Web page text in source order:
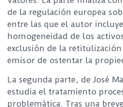
de la regulación europea
entre las que el autor
homogeneidad de los
exclusión de la
emisor de ostentar la
La segunda parte, de José
estudia el tratamiento
problemática. Tras una